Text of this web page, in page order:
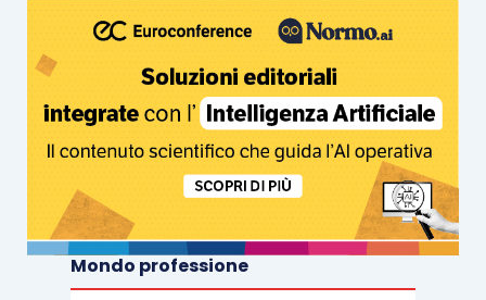
Mondo professione